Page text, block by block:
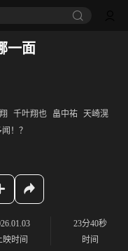
一面
千叶翔也 畠中祐 天崎滉
！？
映时间
23分40秒
时间